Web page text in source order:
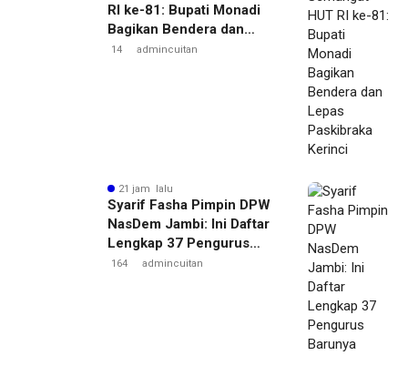
RI ke-81: Bupati Monadi
Bagikan Bendera dan
Lepas Paskibraka Kerinci
14 admincuitan
21 jam lalu
Syarif Fasha Pimpin DPW
NasDem Jambi: Ini Daftar
Lengkap 37 Pengurus
Barunya
164 admincuitan